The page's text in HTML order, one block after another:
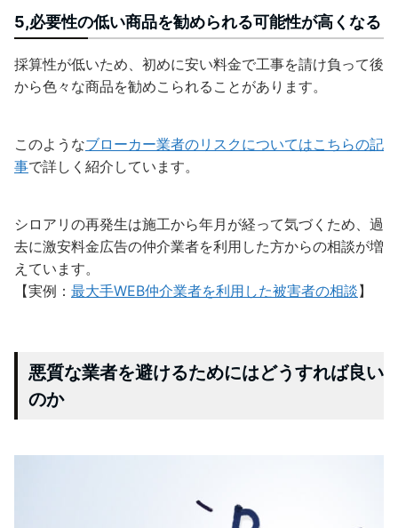
5,必要性の低い商品を勧められる可能性が高くなる
採算性が低いため、初めに安い料金で工事を請け負って後
から色々な商品を勧めこられることがあります。
このようなブローカー業者のリスクについてはこちらの記
事で詳しく紹介しています。
シロアリの再発生は施工から年月が経って気づくため、過
去に激安料金広告の仲介業者を利用した方からの相談が増
えています。
【実例： 最大手WEB仲介業者を利用した被害者の相談】
悪質な業者を避けるためにはどうすれば良い
のか